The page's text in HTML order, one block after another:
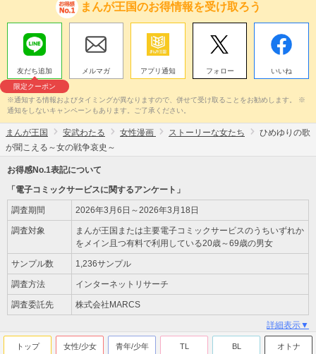
まんが王国のお得情報を受け取ろう
友だち追加
限定クーポン
メルマガ アプリ通知 フォロー いいね
※通知する情報およびタイミングが異なりますので、併せて受け取ることをお勧めします。 ※
通知をしないキャンペーンもあります。ご了承ください。
まんが王国 安武わたる 女性漫画 ストーリーな女たち
ひめゆりの歌
が聞こえる～女の戦争哀史～
お得感No.1表記について
「電子コミックサービスに関するアンケート」
調査期間 2026年3月6日～2026年3月18日
調査対象
まんが王国または主要電子コミックサービスのうちいずれか
をメイン且つ有料で利用している20歳～69歳の男女
サンプル数 1,236サンプル
調査方法 インターネットリサーチ
調査委託先 株式会社MARCS
詳細表示▼
トップ 女性/少女 青年/少年 TL BL オトナ